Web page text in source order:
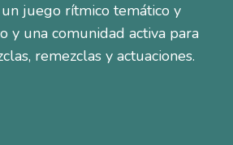
juego rítmico temático y
y una comunidad activa para
remezclas y actuaciones.